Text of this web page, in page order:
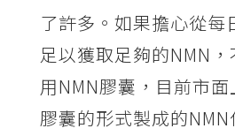
了許多。如果擔心從每
足以獲取足夠的NMN
用NMN膠囊，目前市
膠囊的形式製成的